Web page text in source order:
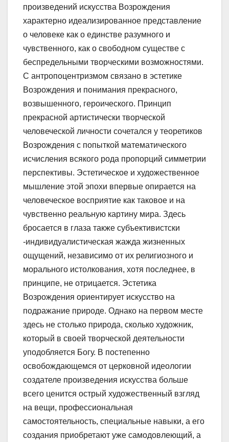
произведений искусства Возрождения
характерно идеализированное представление
о человеке как о единстве разумного и
чувственного, как о свободном существе с
беспредельными творческими возможностями.
С антропоцентризмом связано в эстетике
Возрождения и понимания прекрасного,
возвышенного, героического. Принцип
прекрасной артистически творческой
человеческой личности сочетался у теоретиков
Возрождения с попыткой математического
исчисления всякого рода пропорций симметрии
перспективы. Эстетическое и художественное
мышление этой эпохи впервые опирается на
человеческое восприятие как таковое и на
чувственно реальную картину мира. Здесь
бросается в глаза также субъективистски
-индивидуалистическая жажда жизненных
ощущений, независимо от их религиозного и
морального истолкования, хотя последнее, в
принципе, не отрицается. Эстетика
Возрождения ориентирует искусство на
подражание природе. Однако на первом месте
здесь не столько природа, сколько художник,
который в своей творческой деятельности
уподобляется Богу. В постепенно
освобождающемся от церковной идеологии
создателе произведения искусства больше
всего ценится острый художественный взгляд
на вещи, профессиональная
самостоятельность, специальные навыки, а его
создания приобретают уже самодовлеющий, а